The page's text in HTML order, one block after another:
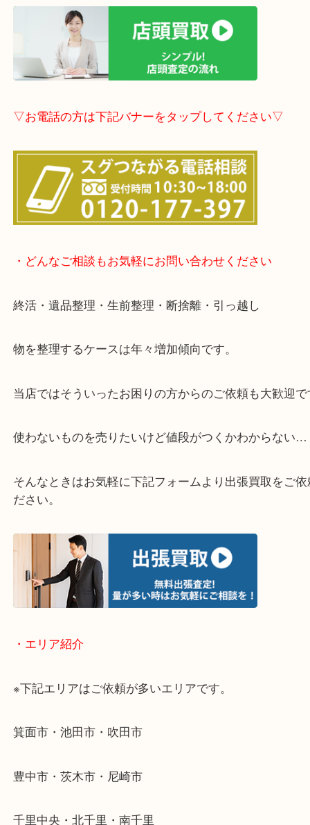
▽LINE査定のご案内▽
▽店頭査定のご案内▽
▽お電話の方は下記バナーをタップしてください▽
・どんなご相談もお気軽にお問い合わせください
終活・遺品整理・生前整理・断捨離・引っ越し
物を整理するケースは年々増加傾向です。
当店ではそういったお困りの方からのご依頼も大歓
使わないものを売りたいけど値段がつくかわから
そんなときはお気軽に下記フォームより出張買取を